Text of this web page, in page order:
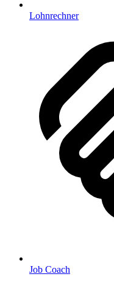
Lohnrechner
Job Coach